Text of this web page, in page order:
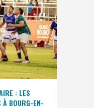
: LES
À BOURG-EN-